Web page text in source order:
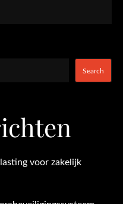
Search
voor zakelijk